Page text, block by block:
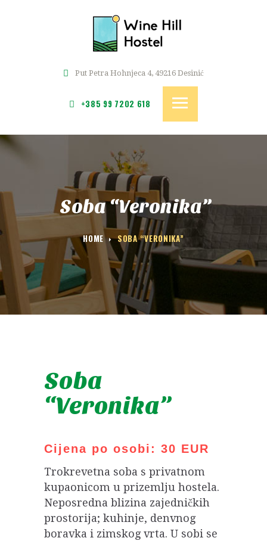
Put Petra Hohnjeca 4, 49216 Desinić
+385 99 7202 618
Soba “Veronika”
HOME SOBA “VERONIKA”
WINE HILL
POČETNA
SOBE
CJENIK
REZERVACIJE
GALERIJA
KONTAKT
Soba
“Veronika”
Cijena po osobi: 30 EUR
Trokrevetna soba s privatnom
kupaonicom u prizemlju hostela.
Neposredna blizina zajedničkih
prostorija; kuhinje, denvnog
boravka i zimskog vrta. U sobi se